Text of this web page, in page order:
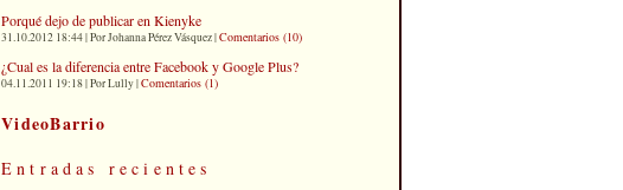
Porqué dejo de publicar en Kienyke
31.10.2012 18:44 | Por Johanna Pérez Vásquez |Comentarios (10)
¿Cual es la diferencia entre Facebook y Google Plus?
04.11.2011 19:18 | Por Lully |Comentarios (1)
VideoBarrio
Entradas recientes